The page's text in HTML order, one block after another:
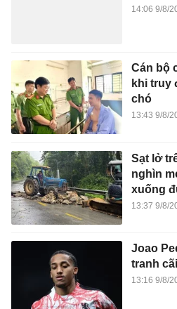
14:06 9/8/
Cán bộ
khi truy
chó
13:43 9/8/
Sạt lở
nghìn
xuống
13:37 9/8/
Joao
tranh
13:16 9/8/